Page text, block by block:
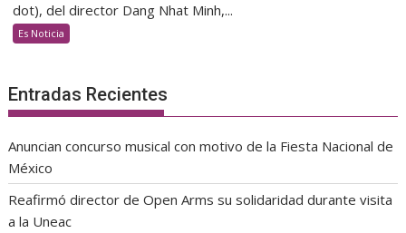
dot), del director Dang Nhat Minh,...
Es Noticia
Entradas Recientes
Anuncian concurso musical con motivo de la Fiesta Nacional de
México
Reafirmó director de Open Arms su solidaridad durante visita
a la Uneac